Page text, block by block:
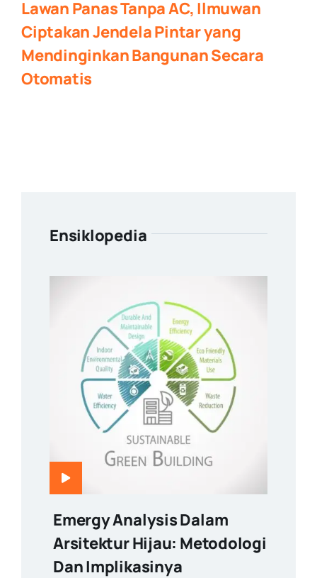
Lawan Panas Tanpa AC, Ilmuwan
Ciptakan Jendela Pintar yang
Mendinginkan Bangunan Secara
Otomatis
Ensiklopedia
Emergy Analysis Dalam
Arsitektur Hijau: Metodologi
Dan Implikasinya